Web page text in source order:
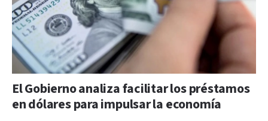
El Gobierno analiza facilitar los préstamos
en dólares para impulsar la economía